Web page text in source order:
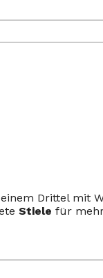
Drittel mit
Stiele für